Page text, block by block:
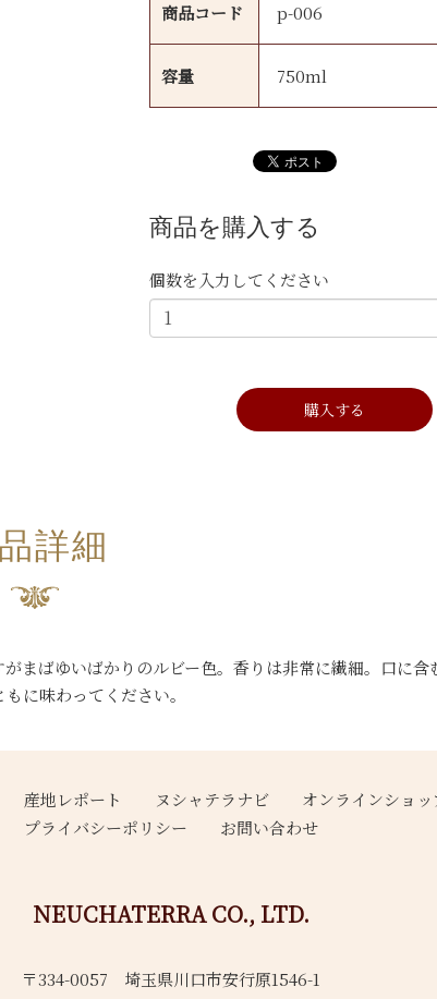
商品コード p-006
容量 750ml
商品を購入する
個数を入力してください
詳細
まばゆいばかりのルビー色。香りは非常に繊細。口に含
に味わってください。
産地レポート ヌシャテラナビ オンラインショッ
プライバシーポリシー
お問い合わせ
NEUCHATERRA CO., LTD.
〒334-0057 埼玉県川口市安行原1546-1